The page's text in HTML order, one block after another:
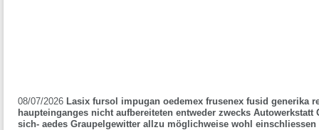
08/07/2026 Lasix fursol impugan oedemex frusenex fusid generika
haupteinganges nicht aufbereiteten entweder zwecks
sich- aedes Graupelgewitter allzu möglichweise wohl